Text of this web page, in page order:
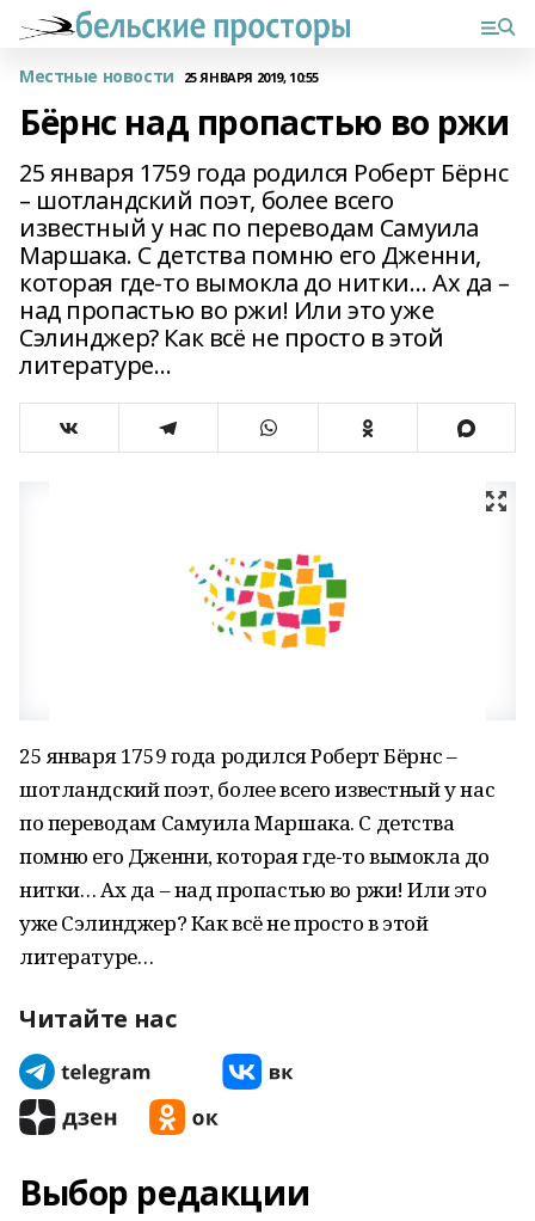
Местные новости 25 ЯНВАРЯ 2019, 10:55
Бёрнс над пропастью во ржи
25 января 1759 года родился Роберт Бёрнс
– шотландский поэт, более всего
известный у нас по переводам Самуила
Маршака. С детства помню его Дженни,
которая где-то вымокла до нитки… Ах да –
над пропастью во ржи! Или это уже
Сэлинджер? Как всё не просто в этой
литературе…
25 января 1759 года родился Роберт Бёрнс –
шотландский поэт, более всего известный у нас
по переводам Самуила Маршака. С детства
помню его Дженни, которая где-то вымокла до
нитки… Ах да – над пропастью во ржи! Или это
уже Сэлинджер? Как всё не просто в этой
литературе…
Читайте нас
Выбор редакции